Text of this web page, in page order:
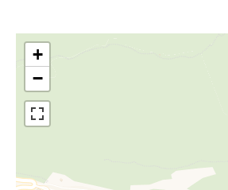
+
−